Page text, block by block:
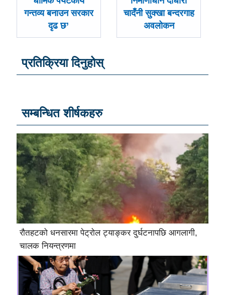
गन्तव्य बनाउन सरकार
दृढ छ’
चादँनी सुक्खा बन्दरगाह
अवलोकन
प्रतिक्रिया दिनुहोस्
सम्बन्धित शीर्षकहरु
रौतहटको धनसारमा पेट्रोल ट्याङ्कर दुर्घटनापछि आगलागी,
चालक नियन्त्रणमा